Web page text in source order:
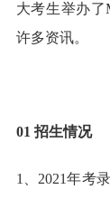
大考生举办了
许多资讯。
01 招生情况
1、2021年考